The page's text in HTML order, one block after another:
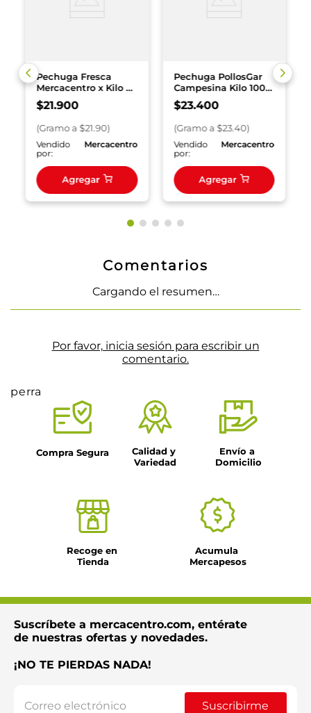
Pechuga Fresca
Mercacentro x Kilo x
1000 g
$21.900
(Gramoa $21.90)
Vendido
por:
Mercacentro
Agregar
Pechuga PollosGar
Campesina Kilo 1000
g
$23.400
(Gramoa $23.40)
Vendido
por:
Mercacentro
Agregar
Comentarios
Cargando el resumen…
Por favor, inicia sesión para escribir un
comentario.
perra
Compra Segura
Calidad y
Variedad
Envío a
Domicilio
Recoge en
Tienda
Acumula
Mercapesos
Suscríbete a mercacentro.com, entérate
de nuestras ofertas y novedades.
¡NO TE PIERDAS NADA!
Suscribirme